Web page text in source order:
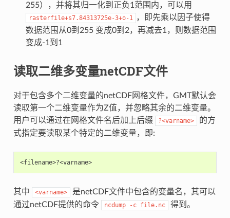
255），并将其归一化到正负1范围内，可以用
rasterfile+s7.84313725e-3+o-1 ，即先乘以因子使得
数据范围从0到255 变成0到2，再减去1，则数据范围
变成-1到1
读取二维多变量netCDF文件
对于包含多个二维变量的netCDF网格文件，GMT默认会
读取第一个二维变量作为Z值，并忽略其余的二维变量。
用户可以通过在网格文件名后加上后缀
?<varname>
的方
式指定要读取某个特定的二维变量，即:
<filename>?<varname>
其中 <varname>
是netCDF文件中包含的变量名，其可以
通过netCDF提供的命令
ncdump -c file.nc 得到。